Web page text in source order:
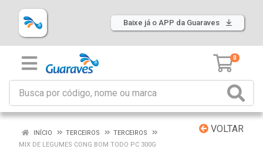
Baixe já o APP da Guaraves
0
VOLTAR
INÍCIO TERCEIROS
TERCEIROS
MIX DE LEGUMES CONG BOM TODO PC 300G